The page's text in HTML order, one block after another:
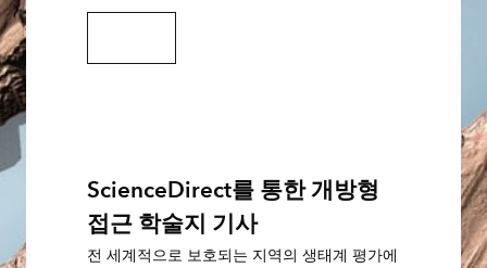
ScienceDirect를 통한 개방형
접근 학술지 기사
전 세계적으로 보호되는 지역의 생태계 평가에